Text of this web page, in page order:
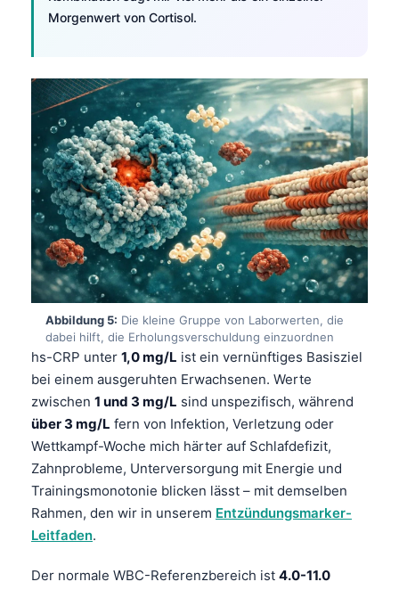
Morgenwert von Cortisol.
Abbildung 5: Die kleine Gruppe von Laborwerten, die
dabei hilft, die Erholungsverschuldung einzuordnen
hs-CRP unter 1,0 mg/L ist ein vernünftiges Basisziel
bei einem ausgeruhten Erwachsenen. Werte
zwischen 1 und 3 mg/L sind unspezifisch, während
über 3 mg/L fern von Infektion, Verletzung oder
Wettkampf-Woche mich härter auf Schlafdefizit,
Zahnprobleme, Unterversorgung mit Energie und
Trainingsmonotonie blicken lässt – mit demselben
Rahmen, den wir in unserem Entzündungsmarker-
Leitfaden.
Der normale WBC-Referenzbereich ist 4.0-11.0
Lietuvių kalba
한국어
Slovenščina
Magyar
Shqip
বাংলা
اردو
मराठी
తెలుగు
தமிழ்
ગુજરાતી
ಕನ್ನಡ
മലയാളം
Bahasa Melayu
Tiếng Việt
Tagalog
ไทย
ភាសាខ្មែរ